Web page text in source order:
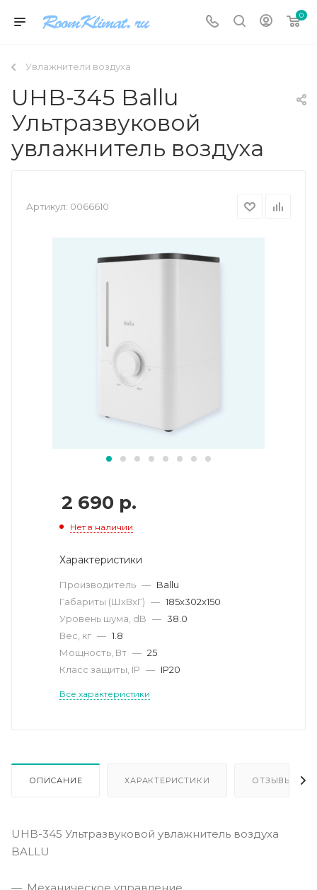
0
Увлажнители воздуха
UHB-345 Ballu
Ультразвуковой
увлажнитель воздуха
Артикул: 0066610
2 690 р.
Нет в наличии
Характеристики
Производитель — Ballu
Габариты (ШхВхГ) — 185x302x150
Уровень шума, dB — 38.0
Вес, кг — 1.8
Мощность, Вт — 25
Класс защиты, IP — IP20
Все характеристики
ОПИСАНИЕ ХАРАКТЕРИСТИКИ ОТЗЫВЫ
UHB-345 Ультразвуковой увлажнитель воздуха
BALLU
Механическое управление.